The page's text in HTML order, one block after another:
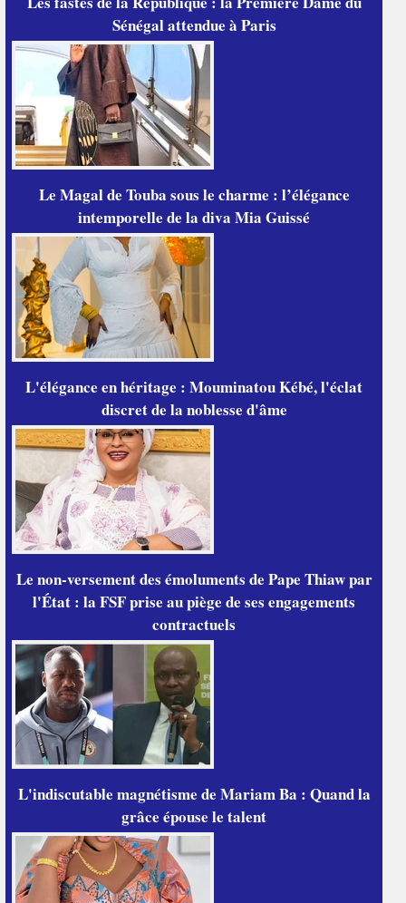
Sénégal attendue à Paris
Le Magal de Touba sous le charme : l’élégance
intemporelle de la diva Mia Guissé
L'élégance en héritage : Mouminatou Kébé, l'éclat
discret de la noblesse d'âme
Le non-versement des émoluments de Pape Thiaw par
l'État : la FSF prise au piège de ses engagements
contractuels
L'indiscutable magnétisme de Mariam Ba : Quand la
grâce épouse le talent